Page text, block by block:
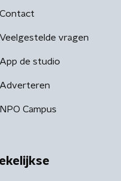
Contact
Veelgestelde vragen
App de studio
Adverteren
NPO Campus